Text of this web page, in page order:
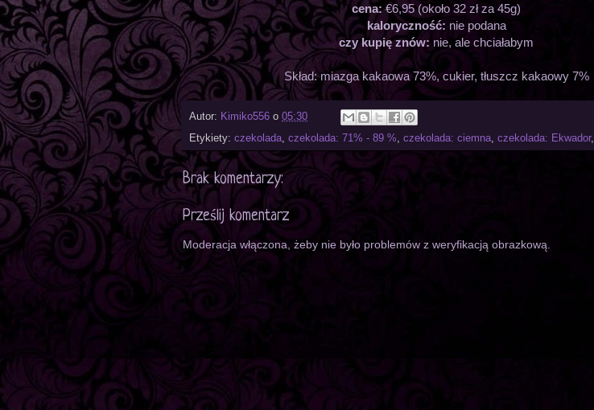
cena:€6,95 (około 32 zł za 45g)
kaloryczność: nie podana
czy kupię znów: nie, ale chciałabym
Skład: miazga kakaowa 73%, cukier, tłuszcz kakaowy 7%
Autor: Kimiko556 o 05:30
Etykiety: czekolada, czekolada: 71% - 89 %, czekolada: ciemna, czekolada: Ekwador,
Brak komentarzy:
Prześlij komentarz
Moderacja włączona, żeby nie było problemów z weryfikacją obrazkową.